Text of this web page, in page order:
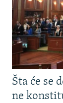
Šta će se
ne